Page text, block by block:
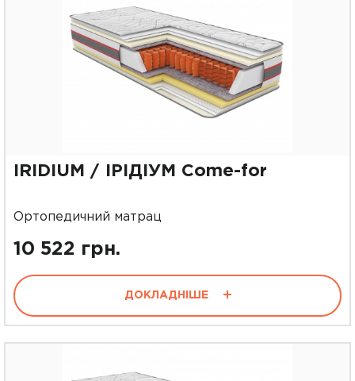
IRIDIUM / ІРІДІУМ Come-for
Ортопедичний матрац
10 522 грн.
ДОКЛАДНІШЕ